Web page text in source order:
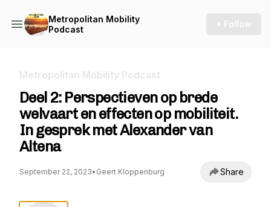
Metropolitan Mobility
Podcast
+ Follow
Metropolitan Mobility Podcast
Deel 2: Perspectieven op brede
welvaart en effecten op mobiliteit.
In gesprek met Alexander van
Altena
September 22, 2023• Geert Kloppenburg Share